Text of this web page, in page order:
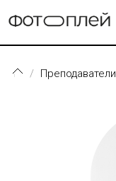
Преподаватели